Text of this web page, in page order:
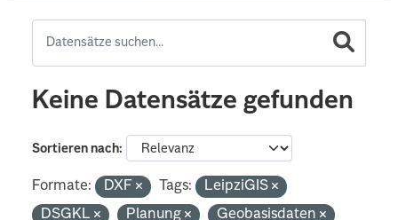
Keine Datensätze gefunden
Sortieren nach
Formate: DXF Tags:
LeipziGIS
DSGKL
Planung
Geobasisdaten